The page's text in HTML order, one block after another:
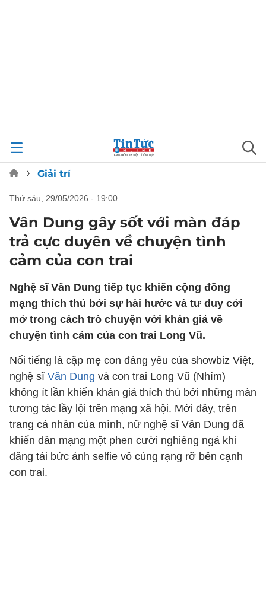
Giải trí
thứ sáu, 29/05/2026 - 19:00
Vân Dung gây sốt với màn đáp
trả cực duyên về chuyện tình
cảm của con trai
Nghệ sĩ Vân Dung tiếp tục khiến cộng đồng
mạng thích thú bởi sự hài hước và tư duy cởi
mở trong cách trò chuyện với khán giả về
chuyện tình cảm của con trai Long Vũ.
Nổi tiếng là cặp mẹ con đáng yêu của showbiz Việt,
nghệ sĩ Vân Dung và con trai Long Vũ (Nhím)
không ít lần khiến khán giả thích thú bởi những màn
tương tác lầy lội trên mạng xã hội. Mới đây, trên
trang cá nhân của mình, nữ nghệ sĩ Vân Dung đã
khiến dân mạng một phen cười nghiêng ngả khi
đăng tải bức ảnh selfie vô cùng rạng rỡ bên cạnh
con trai.